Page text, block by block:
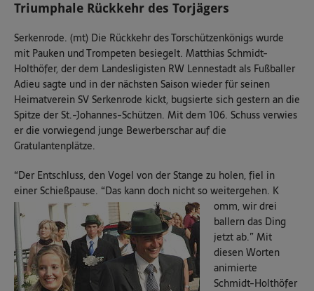
Triumphale Rückkehr des Torjägers
Serkenrode. (mt) Die Rückkehr des Torschützenkönigs wurde
mit Pauken und Trompeten besiegelt. Matthias Schmidt-
Holthöfer, der dem Landesligisten RW Lennestadt als Fußballer
Adieu sagte und in der nächsten Saison wieder für seinen
Heimatverein SV Serkenrode kickt, bugsierte sich gestern an die
Spitze der St.-Johannes-Schützen. Mit dem 106. Schuss verwies
er die vorwiegend junge Bewerberschar auf die
Gratulantenplätze.
“Der Entschluss, den Vogel von der Stange zu holen, fiel in
einer Schießpause. “Das kann doch nicht so weitergehen. K
omm, wir drei
ballern das Ding
jetzt ab.” Mit
diesen Worten
animierte
Schmidt-Holthöfer